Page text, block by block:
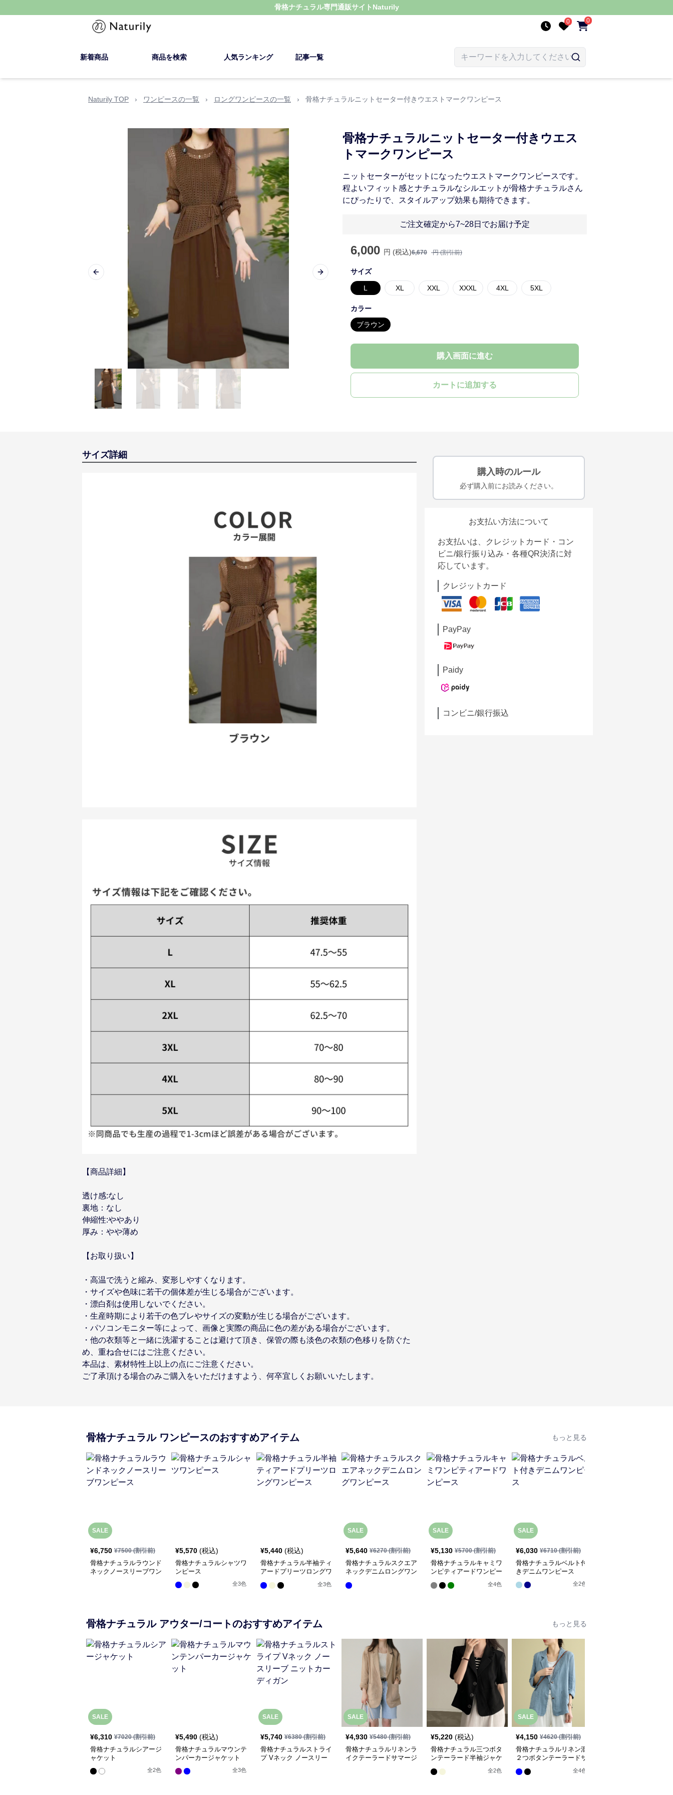
骨格ナチュラル専門通販サイト Naturily
0 0
新着商品 商品を検索 人気ランキング 記事一覧
Naturily TOP › ワンピースの一覧 › ロングワンピースの一覧 › 骨格ナチュラルニットセーター付きウエストマークワンピース
Previous slide Next slide
骨格ナチュラルニットセーター付きウエス
トマークワンピース
ニットセーターがセットになったウエストマークワンピースです。
程よいフィット感とナチュラルなシルエットが骨格ナチュラルさん
にぴったりで、スタイルアップ効果も期待できます。
ご注文確定から7~28日でお届け予定
6,000 円 (税込)6,670 円 (割引前)
サイズ
L XL XXL XXXL 4XL 5XL
カラー
ブラウン
購入画面に進む
カートに追加する
サイズ詳細
【商品詳細】
透け感:なし
裏地：なし
伸縮性:ややあり
厚み：やや薄め
【お取り扱い】
・高温で洗うと縮み、変形しやすくなります。
・サイズや色味に若干の個体差が生じる場合がございます。
・漂白剤は使用しないでください。
・生産時期により若干の色ブレやサイズの変動が生じる場合がございます。
・パソコンモニター等によって、画像と実際の商品に色の差がある場合がございます。
・他の衣類等と一緒に洗濯することは避けて頂き、保管の際も淡色の衣類の色移りを防ぐた
め、重ね合せにはご注意ください。
本品は、素材特性上以上の点にご注意ください。
ご了承頂ける場合のみご購入をいただけますよう、何卒宜しくお願いいたします。
購入時のルール
必ず購入前にお読みください。
お支払い方法について
お支払いは、クレジットカード・コン
ビニ/銀行振り込み・各種QR決済に対
応しています。
クレジットカード
PayPay
Paidy
コンビニ/銀行振込
骨格ナチュラル ワンピースのおすすめアイテム もっと見る
SALE
¥6,750 ¥7500(割引前)
骨格ナチュラルラウンド
ネックノースリーブワン
¥5,570 (税込)
骨格ナチュラルシャツワ
ンピース
全3色
¥5,440 (税込)
骨格ナチュラル半袖ティ
アードプリーツロングワ
全3色
SALE
¥5,640 ¥6270(割引前)
骨格ナチュラルスクエア
ネックデニムロングワン
SALE
¥5,130 ¥5700(割引前)
骨格ナチュラルキャミワ
ンピティアードワンピー
全4色
SALE
¥6,030 ¥6710(割引前)
骨格ナチュラルベルト付
きデニムワンピース
全2色
骨格ナチュラル アウター/コートのおすすめアイテム もっと見る
SALE
¥6,310 ¥7020(割引前)
骨格ナチュラルシアージ
ャケット
全2色
¥5,490 (税込)
骨格ナチュラルマウンテ
ンパーカージャケット
全3色
SALE
¥5,740 ¥6380(割引前)
骨格ナチュラルストライ
プ Vネック ノースリー
SALE
¥4,930 ¥5480(割引前)
骨格ナチュラルリネンラ
イクテーラードサマージ
¥5,220 (税込)
骨格ナチュラル三つボタ
ンテーラード半袖ジャケ
全2色
SALE
¥4,150 ¥4620(割引前)
骨格ナチュラルリネン混
２つボタンテーラードサ
全4色